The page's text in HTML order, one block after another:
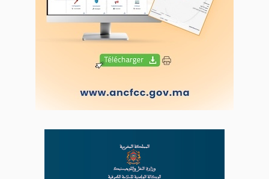
LODJ AUDIO
WEB RADIO R212
Copyright © 2022 Groupe de presse Arrissala
Ce site utilise Google Analytics. En continuant à naviguer, vous nous
autorisez à déposer un cookie à des fins de mesure d'audience